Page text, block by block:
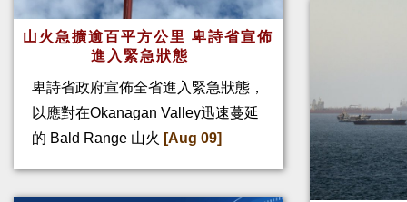
山火急擴逾百平方公里 卑詩省宣佈
進入緊急狀態
卑詩省政府宣佈全省進入緊急狀態，
以應對在Okanagan Valley迅速蔓延
的 Bald Range 山火 [Aug 09]